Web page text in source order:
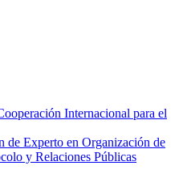
Internacional para el
de Experto en Organización de
y Relaciones Públicas